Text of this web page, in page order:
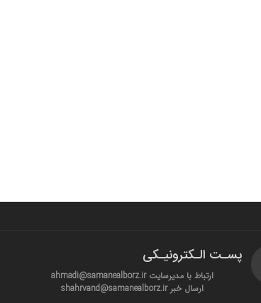
پسـت الـکترونیـکی
ارتباط با مدیرسایت ahmadi@samanealborz.ir
ارسال خبر shahrvand@samanealborz.ir